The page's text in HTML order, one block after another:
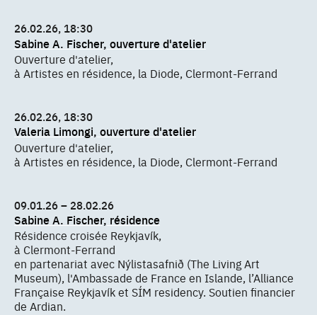
26.02.26, 18:30
Sabine A. Fischer, ouverture d'atelier
Ouverture d'atelier,
à Artistes en résidence, la Diode, Clermont-Ferrand
26.02.26, 18:30
Valeria Limongi, ouverture d'atelier
Ouverture d'atelier,
à Artistes en résidence, la Diode, Clermont-Ferrand
09.01.26 – 28.02.26
Sabine A. Fischer, résidence
Résidence croisée Reykjavík,
à Clermont-Ferrand
en partenariat avec Nýlistasafnið (The Living Art
Museum), l'Ambassade de France en Islande, l’Alliance
Française Reykjavík et SÍM residency. Soutien financier
de Ardian.